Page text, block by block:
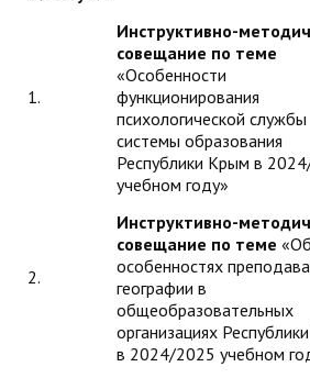
КОНТАКТЫ
1.
Инструктивно-
совещание по теме
«Особенности
функционирования
психологической службы
системы образования
Республики Крым в
учебном году»
2.
Инструктивно-
совещание по теме «Об
особенностях
географии в
общеобразовательных
организациях
в 2024/2025 учебном